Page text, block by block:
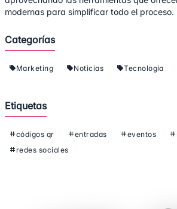
modernas para simplificar todo el proceso.
Categorías
Marketing Noticias Tecnología
Etiquetas
códigos qr entradas eventos
redes sociales